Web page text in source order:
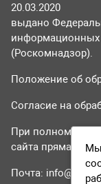
20.03.2020
выдано
информационных
(Роскомнадзор).
Положение об
Согласие на
При полном или
сайта прямая
Почта: info@tvr24.tv
Мы